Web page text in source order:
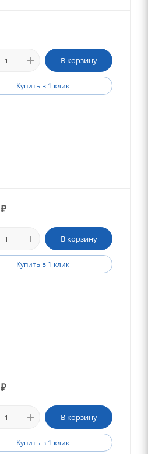
В корзину
Купить в 1 клик
₽
В корзину
Купить в 1 клик
₽
В корзину
Купить в 1 клик